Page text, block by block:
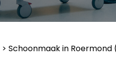
> Schoonmaak in